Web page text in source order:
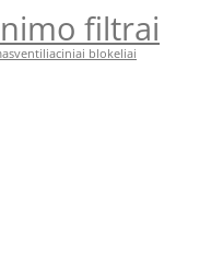
filtrai
ventiliaciniai blokeliai